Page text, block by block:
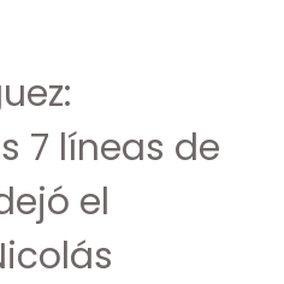
7 líneas de
el